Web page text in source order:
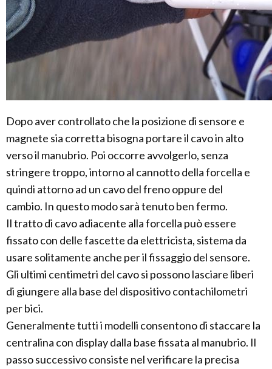
Dopo aver controllato che la posizione di sensore e
magnete sia corretta bisogna portare il cavo in alto
verso il manubrio. Poi occorre avvolgerlo, senza
stringere troppo, intorno al cannotto della forcella e
quindi attorno ad un cavo del freno oppure del
cambio. In questo modo sarà tenuto ben fermo.
Il tratto di cavo adiacente alla forcella può essere
fissato con delle fascette da elettricista, sistema da
usare solitamente anche per il fissaggio del sensore.
Gli ultimi centimetri del cavo si possono lasciare liberi
di giungere alla base del dispositivo contachilometri
per bici.
Generalmente tutti i modelli consentono di staccare la
centralina con display dalla base fissata al manubrio. Il
passo successivo consiste nel verificare la precisa